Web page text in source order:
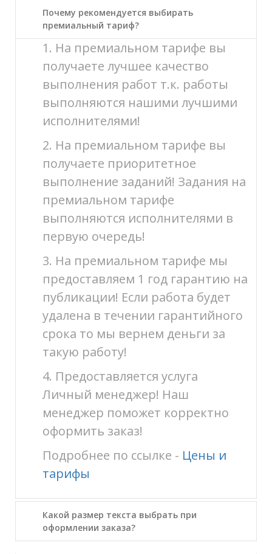
Почему рекомендуется выбирать
премиальный тариф?
1. На премиальном тарифе вы
получаете лучшее качество
выполнения работ т.к. работы
выполняются нашими лучшими
исполнителями!
2. На премиальном тарифе вы
получаете приоритетное
выполнение заданий! Задания на
премиальном тарифе
выполняются исполнителями в
первую очередь!
3. На премиальном тарифе мы
предоставляем 1 год гарантию на
публикации! Если работа будет
удалена в течении гарантийного
срока то мы вернем деньги за
такую работу!
4. Предоставляется услуга
Личный менеджер! Наш
менеджер поможет корректно
оформить заказ!
Подробнее по ссылке - Цены и
тарифы
Какой размер текста выбрать при
оформлении заказа?